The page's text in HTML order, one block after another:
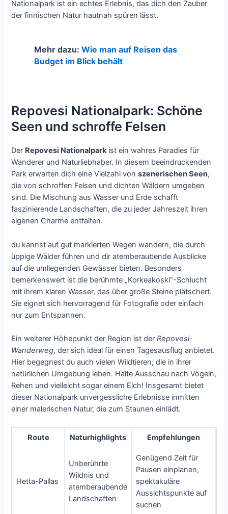
Nationalpark ist ein echtes Erlebnis, das dich den Zauber
der finnischen Natur hautnah spüren lässt.
Mehr dazu: Wie man auf Reisen das
Budget im Blick behält
Repovesi Nationalpark: Schöne
Seen und schroffe Felsen
Der Repovesi Nationalparkist ein wahres Paradies für
Wanderer und Naturliebhaber. In diesem beeindruckenden
Park erwarten dich eine Vielzahl vonszenerischen Seen,
die von schroffen Felsen und dichten Wäldern umgeben
sind. Die Mischung aus Wasser und Erde schafft
faszinierende Landschaften, die zu jeder Jahreszeit ihren
eigenen Charme entfalten.
du kannst auf gut markierten Wegen wandern, die durch
üppige Wälder führen und dir atemberaubende Ausblicke
auf die umliegenden Gewässer bieten. Besonders
bemerkenswert ist die berühmte „Korkeakoski“-Schlucht
mit ihrem klaren Wasser, das über große Steine plätschert.
Sie eignet sich hervorragend für Fotografie oder einfach
nur zum Entspannen.
Ein weiterer Höhepunkt der Region ist derRepovesi-
Wanderweg, der sich ideal für einen Tagesausflug anbietet.
Hier begegnest du auch vielen Wildtieren, die in ihrer
natürlichen Umgebung leben. Halte Ausschau nach Vögeln,
Rehen und vielleicht sogar einem Elch! Insgesamt bietet
dieser Nationalpark unvergessliche Erlebnisse inmitten
einer malerischen Natur, die zum Staunen einlädt.
Route Naturhighlights Empfehlungen
Hetta-Pallas
Unberührte
Wildnis und
atemberaubende
Landschaften
Genügend Zeit für
Pausen einplanen,
spektakuläre
Aussichtspunkte auf
suchen